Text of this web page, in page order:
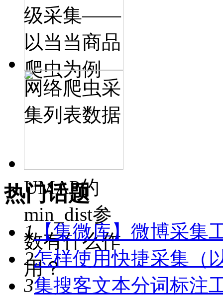
级采集——
以当当商品
爬虫为例
网络爬虫采
集列表数据
UMAP的
min_dist参
数有什么作
用？
热门话题
1【集微库】微博采集
2怎样使用快捷采集（
3集搜客文本分词标注